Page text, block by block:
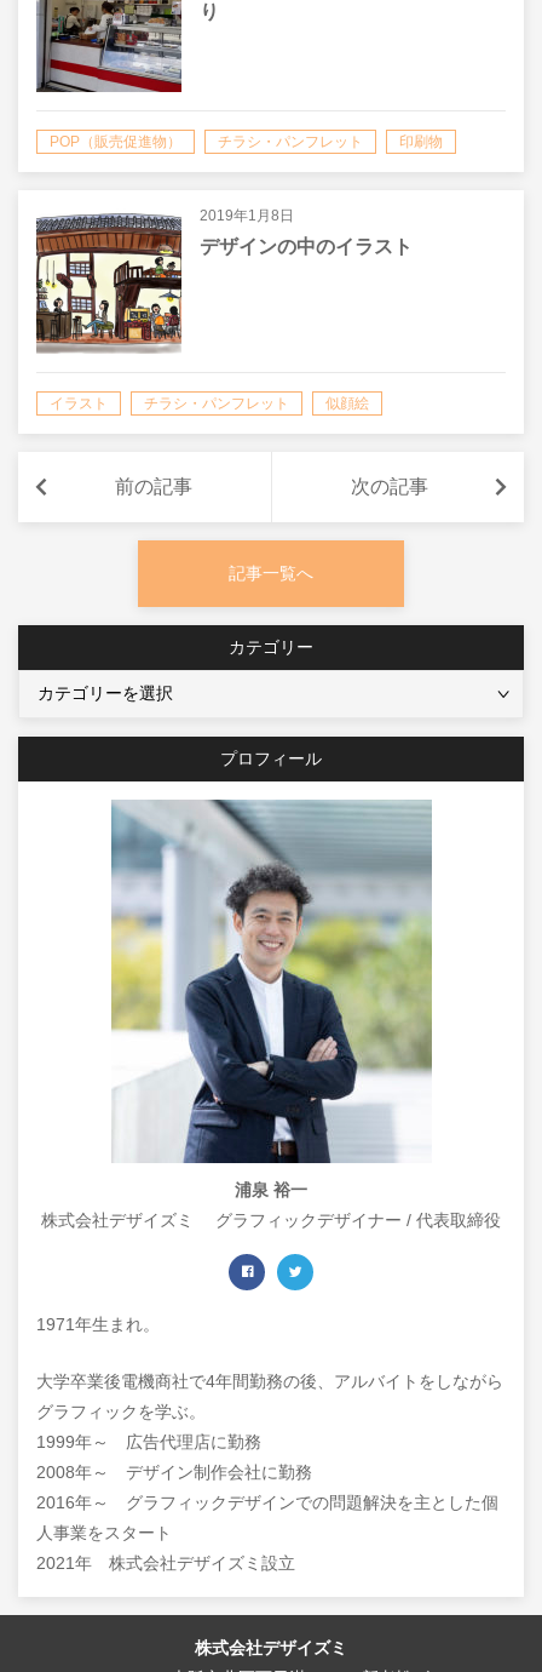
り
POP（販売促進物） チラシ・パンフレット 印刷物
2019年1月8日
デザインの中のイラスト
イラスト チラシ・パンフレット 似顔絵
前の記事 次の記事
記事一覧へ
カテゴリー
プロフィール
浦泉 裕一
株式会社デザイズミ グラフィックデザイナー / 代表取締役
1971年生まれ。
大学卒業後電機商社で4年間勤務の後、アルバイトをしながら
グラフィックを学ぶ。
1999年～ 広告代理店に勤務
2008年～ デザイン制作会社に勤務
2016年～ グラフィックデザインでの問題解決を主とした個
人事業をスタート
2021年 株式会社デザイズミ設立
株式会社デザイズミ